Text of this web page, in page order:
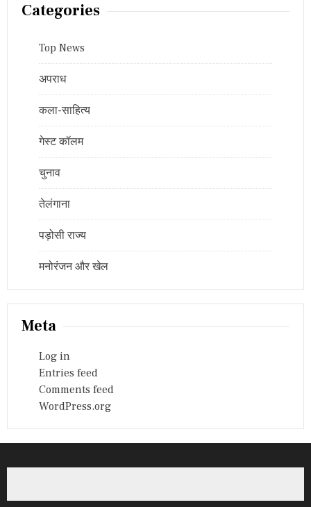
Categories
Top News
अपराध
कला-साहित्य
गेस्ट कॉलम
चुनाव
तेलंगाना
पड़ोसी राज्य
मनोरंजन और खेल
Meta
Log in
Entries feed
Comments feed
WordPress.org